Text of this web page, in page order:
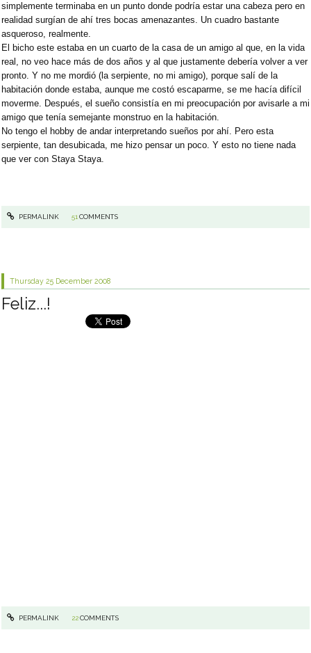
simplemente terminaba en un punto donde podría estar una cabeza pero en
realidad surgían de ahí tres bocas amenazantes. Un cuadro bastante
asqueroso, realmente.
El bicho este estaba en un cuarto de la casa de un amigo al que, en la vida
real, no veo hace más de dos años y al que justamente debería volver a ver
pronto. Y no me mordió (la serpiente, no mi amigo), porque salí de la
habitación donde estaba, aunque me costó escaparme, se me hacía difícil
moverme. Después, el sueño consistía en mi preocupación por avisarle a mi
amigo que tenía semejante monstruo en la habitación.
No tengo el hobby de andar interpretando sueños por ahí. Pero esta
serpiente, tan desubicada, me hizo pensar un poco. Y esto no tiene nada
que ver con Staya Staya.
PERMALINK 51 COMMENTS
Thursday 25 December 2008
Feliz...!
PERMALINK 22COMMENTS